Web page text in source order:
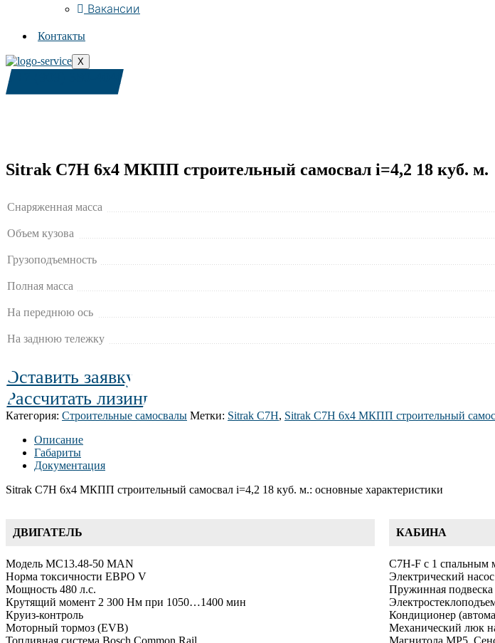
Вакансии
Контакты
X
+7 (909) 380-4040
Sitrak C7H 6х4 МКПП строительный самосвал i=4,2 18 куб. м.
Снаряженная масса
Объем кузова
Грузоподъемность
Полная масса
На переднюю ось
На заднюю тележку
Оставить заявку
Рассчитать лизинг
Категория: Строительные самосвалы Метки: Sitrak C7H, Sitrak C7H 6х4 МКПП строительный
Описание
Габариты
Документация
Sitrak C7H 6х4 МКПП строительный самосвал i=4,2 18 куб. м.: основные характеристики
ДВИГАТЕЛЬ
Модель MC13.48-50 MAN
Норма токсичности ЕВРО V
Мощность 480 л.с.
Крутящий момент 2 300 Нм при 1050…1400 мин
Круиз-контроль
Моторный тормоз (EVB)
КАБИНА
C7H-F с 1 спальным
Электрический
Пружинная
Кондиционер
Механический люк